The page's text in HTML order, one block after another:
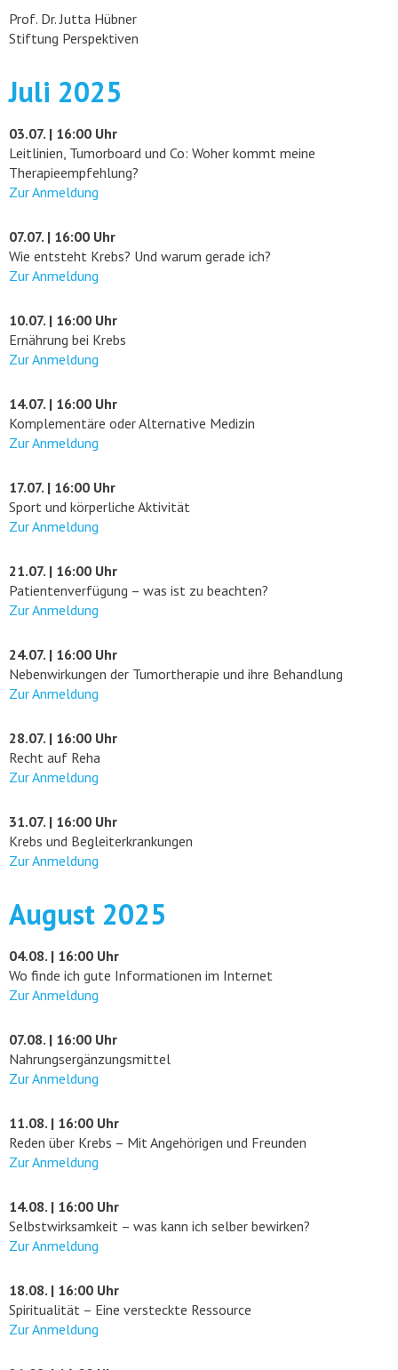
Prof. Dr. Jutta Hübner
Stiftung Perspektiven
Juli 2025
03.07. | 16:00 Uhr
Leitlinien, Tumorboard und Co: Woher kommt meine
Therapieempfehlung?
Zur Anmeldung
07.07. | 16:00 Uhr
Wie entsteht Krebs? Und warum gerade ich?
Zur Anmeldung
10.07. | 16:00 Uhr
Ernährung bei Krebs
Zur Anmeldung
14.07. | 16:00 Uhr
Komplementäre oder Alternative Medizin
Zur Anmeldung
17.07. | 16:00 Uhr
Sport und körperliche Aktivität
Zur Anmeldung
21.07. | 16:00 Uhr
Patientenverfügung – was ist zu beachten?
Zur Anmeldung
24.07. | 16:00 Uhr
Nebenwirkungen der Tumortherapie und ihre Behandlung
Zur Anmeldung
28.07. | 16:00 Uhr
Recht auf Reha
Zur Anmeldung
31.07. | 16:00 Uhr
Krebs und Begleiterkrankungen
Zur Anmeldung
August 2025
04.08. | 16:00 Uhr
Wo finde ich gute Informationen im Internet
Zur Anmeldung
07.08. | 16:00 Uhr
Nahrungsergänzungsmittel
Zur Anmeldung
11.08. | 16:00 Uhr
Reden über Krebs – Mit Angehörigen und Freunden
Zur Anmeldung
14.08. | 16:00 Uhr
Selbstwirksamkeit – was kann ich selber bewirken?
Zur Anmeldung
18.08. | 16:00 Uhr
Spiritualität – Eine versteckte Ressource
Zur Anmeldung